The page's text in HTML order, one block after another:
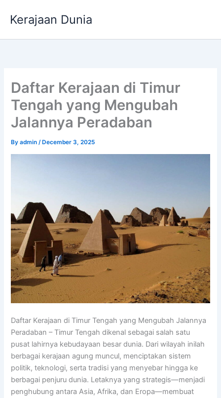
Kerajaan Dunia
Daftar Kerajaan di Timur
Tengah yang Mengubah
Jalannya Peradaban
Byadmin/ December 3, 2025
Daftar Kerajaan di Timur Tengah yang Mengubah Jalannya
Peradaban – Timur Tengah dikenal sebagai salah satu
pusat lahirnya kebudayaan besar dunia. Dari wilayah inilah
berbagai kerajaan agung muncul, menciptakan sistem
politik, teknologi, serta tradisi yang menyebar hingga ke
berbagai penjuru dunia. Letaknya yang strategis—menjadi
penghubung antara Asia, Afrika, dan Eropa—membuat